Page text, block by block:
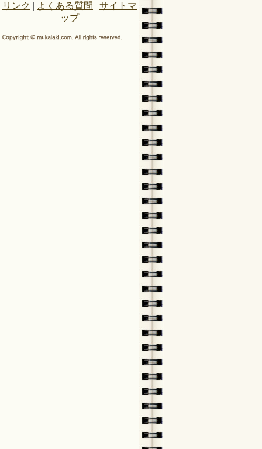
リンク | よくある質問 | サイトマ
ップ